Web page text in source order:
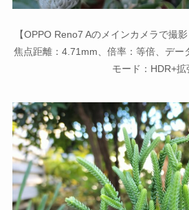
【OPPO Reno7 Aのメインカメラで撮
焦点距離：4.71mm、倍率：等倍、デー
モード：HDR+拡